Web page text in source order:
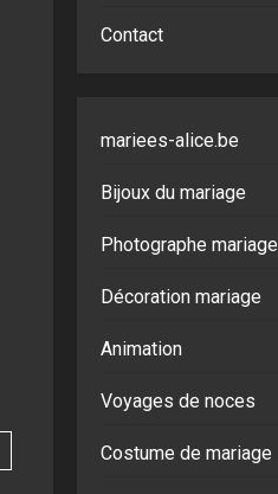
Contact
mariees-alice.be
Bijoux du mariage
Photographe mariage
Décoration mariage
Animation
Voyages de noces
Costume de mariage